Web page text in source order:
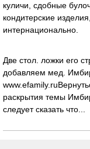
куличи, сдобные
кондитерские
интернациональнo.
Две стол. ложки его
добавляем мед.
раскрытия темы
следует сказать что...